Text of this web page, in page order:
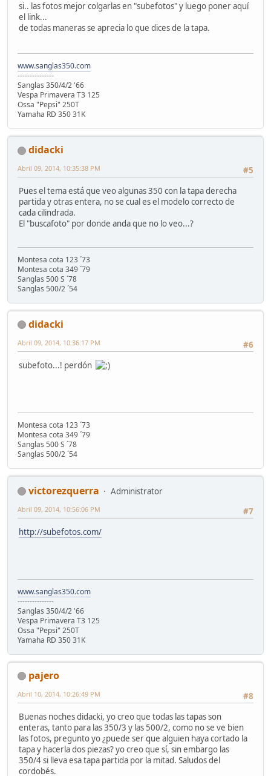
si.. las fotos mejor colgarlas en "subefotos" y luego poner aquí
el link...
de todas maneras se aprecia lo que dices de la tapa.
www.sanglas350.com
---------------
Sanglas 350/4/2 '66
Vespa Primavera T3 125
Ossa "Pepsi" 250T
Yamaha RD 350 31K
didacki
#5
Abril 09, 2014, 10:35:38 PM
Pues el tema está que veo algunas 350 con la tapa derecha
partida y otras entera, no se cual es el modelo correcto de
cada cilindrada.
El "buscafoto" por donde anda que no lo veo...?
Montesa cota 123 ´73
Montesa cota 349 ´79
Sanglas 500 S ´78
Sanglas 500/2 ´54
didacki
#6
Abril 09, 2014, 10:36:17 PM
subefoto...! perdón
Montesa cota 123 ´73
Montesa cota 349 ´79
Sanglas 500 S ´78
Sanglas 500/2 ´54
victorezquerra
Administrator
#7
Abril 09, 2014, 10:56:06 PM
http://subefotos.com/
www.sanglas350.com
---------------
Sanglas 350/4/2 '66
Vespa Primavera T3 125
Ossa "Pepsi" 250T
Yamaha RD 350 31K
pajero
#8
Abril 10, 2014, 10:26:49 PM
Buenas noches didacki, yo creo que todas las tapas son
enteras, tanto para las 350/3 y las 500/2, como no se ve bien
las fotos, pregunto yo ¿puede ser que alguien haya cortado la
tapa y hacerla dos piezas? yo creo que sí, sin embargo las
350/4 si lleva esa tapa partida por la mitad. Saludos del
cordobés.